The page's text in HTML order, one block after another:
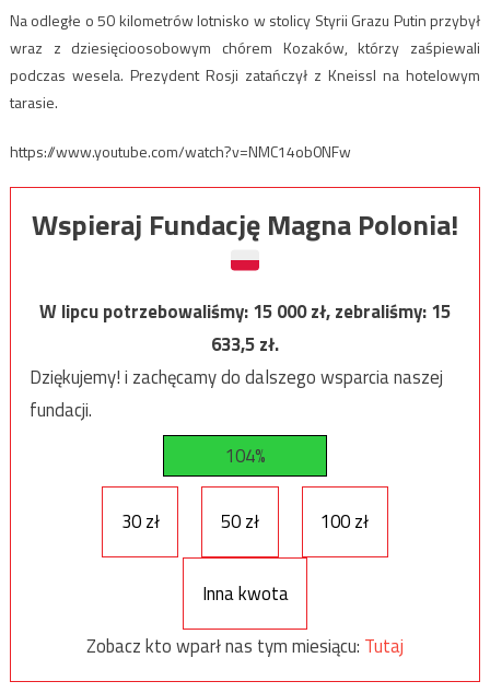
Na odległe o 50 kilometrów lotnisko w stolicy Styrii Grazu Putin przybył
wraz z dziesięcioosobowym chórem Kozaków, którzy zaśpiewali
podczas wesela. Prezydent Rosji zatańczył z Kneissl na hotelowym
tarasie.
https://www.youtube.com/watch?v=NMC14ob0NFw
Wspieraj Fundację Magna Polonia!
W lipcu potrzebowaliśmy:15 000zł, zebraliśmy:15
633,5zł.
Dziękujemy! i zachęcamy do dalszego wsparcia naszej
fundacji.
104%
30 zł 50 zł 100 zł
Inna kwota
Zobacz kto wparł nas tym miesiącu: Tutaj